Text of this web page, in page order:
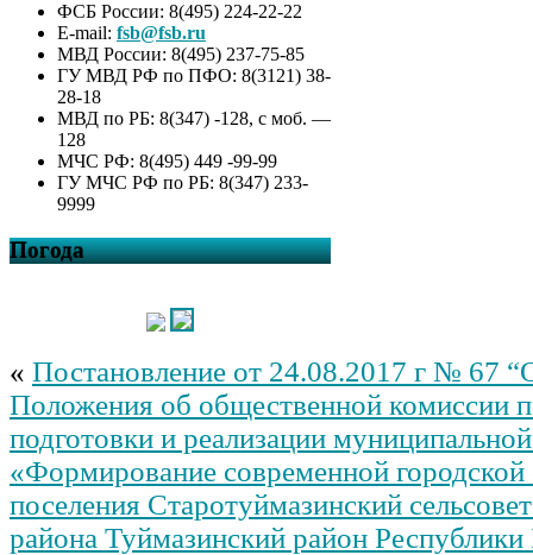
ФСБ России: 8(495) 224-22-22
E-mail: fsb@fsb.ru
МВД России: 8(495) 237-75-85
ГУ МВД РФ по ПФО: 8(3121) 38-
28-18
МВД по РБ: 8(347) -128, с моб. —
128
МЧС РФ: 8(495) 449 -99-99
ГУ МЧС РФ по РБ: 8(347) 233-
9999
Погода
« Постановление от 24.08.2017 г № 67
Положения об общественной комиссии
подготовки и реализации
«Формирование современной городской
поселения Старотуймазинский
района Туймазинский район